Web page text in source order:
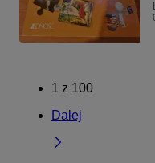
1 z 100
Dalej